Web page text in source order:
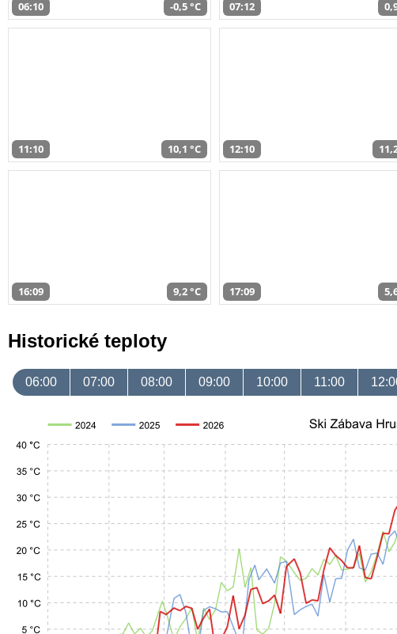
06:10 -0,5 °C 07:12
11:10 10,1 °C 12:10
16:09 9,2 °C 17:09
Historické teploty
06:00 07:00 08:00 09:00 10:00 11:00